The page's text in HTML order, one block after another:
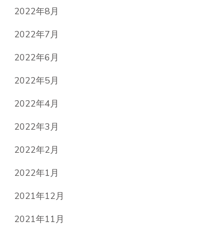
2022年8月
2022年7月
2022年6月
2022年5月
2022年4月
2022年3月
2022年2月
2022年1月
2021年12月
2021年11月